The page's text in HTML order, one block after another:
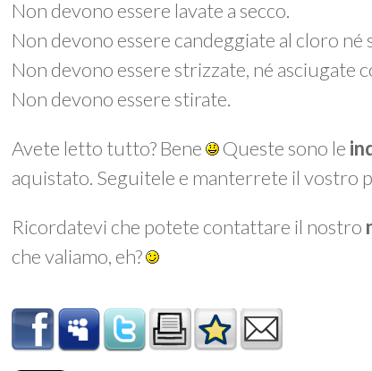
Non devono essere lavate a secco.
Non devono essere candeggiate al cloro né
Non devono essere strizzate, né asciugate
Non devono essere stirate.
Avete letto tutto? Bene Queste sono le
aquistato. Seguitele e manterrete il vostro
Ricordatevi che potete contattare il nostro
che valiamo, eh?